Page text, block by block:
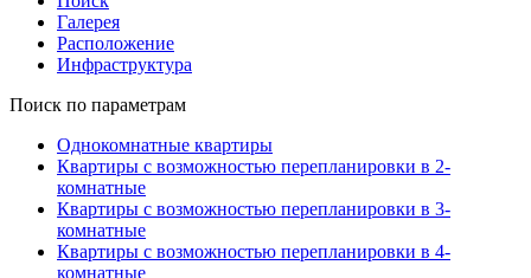
Галерея
Расположение
Инфраструктура
Поиск по параметрам
Однокомнатные квартиры
Квартиры с возможностью перепланировки в 2-
комнатные
Квартиры с возможностью перепланировки в 3-
комнатные
Квартиры с возможностью перепланировки в 4-
комнатные